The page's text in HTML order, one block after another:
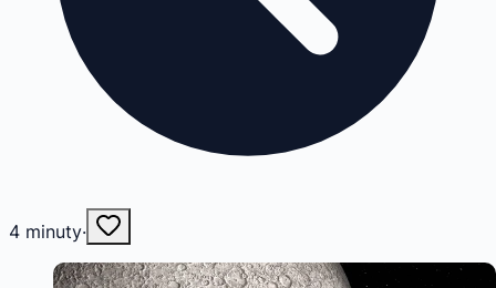
4 minuty·